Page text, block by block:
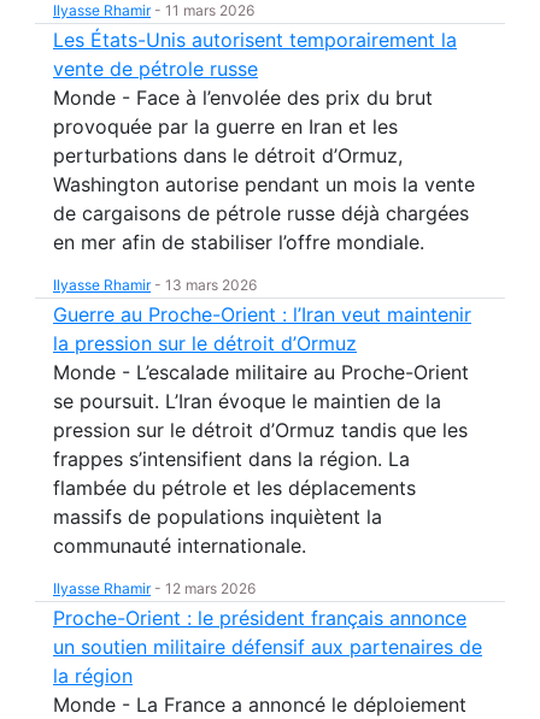
Ilyasse Rhamir- 11 mars 2026
Les États-Unis autorisent temporairement la
vente de pétrole russe
Monde - Face à l’envolée des prix du brut
provoquée par la guerre en Iran et les
perturbations dans le détroit d’Ormuz,
Washington autorise pendant un mois la vente
de cargaisons de pétrole russe déjà chargées
en mer afin de stabiliser l’offre mondiale.
Ilyasse Rhamir- 13 mars 2026
Guerre au Proche-Orient : l’Iran veut maintenir
la pression sur le détroit d’Ormuz
Monde - L’escalade militaire au Proche-Orient
se poursuit. L’Iran évoque le maintien de la
pression sur le détroit d’Ormuz tandis que les
frappes s’intensifient dans la région. La
flambée du pétrole et les déplacements
massifs de populations inquiètent la
communauté internationale.
Ilyasse Rhamir- 12 mars 2026
Proche-Orient : le président français annonce
un soutien militaire défensif aux partenaires de
la région
Monde - La France a annoncé le déploiement